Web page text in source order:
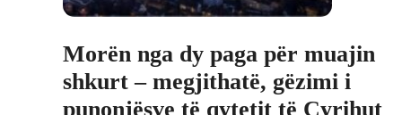
Morën nga dy paga për muajin
shkurt – megjithatë, gëzimi i
punonjësve të qytetit të Cyrihut